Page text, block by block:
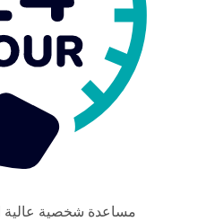
مساعدة شخصية عالية